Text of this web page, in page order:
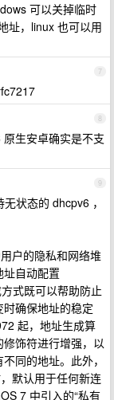
可以关掉临时
址，linux 也可以用
7
8
生安卓确实是不支
9
状态的 dhcpv6 ，
户的隐私和网络堆
自动配置
式既可以帮助防止
确保地址的稳定
起，地址生成算
饰符进行增强，以
同的地址。此外，
默认用于任何新连
7 中引入的“私有